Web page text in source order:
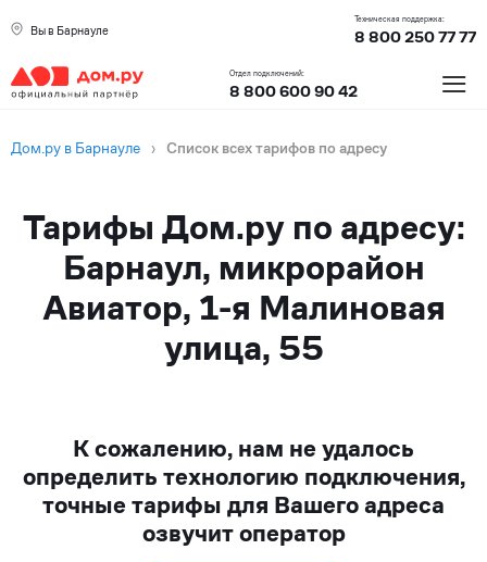
Вы в Барнауле
Техническая поддержка:
8 800 250 77 77
Отдел подключений:
8 800 600 90 42 ≡
Дом.ру в Барнауле › Список всех тарифов по адресу
Тарифы Дом.ру по адресу:
Барнаул, микрорайон
Авиатор, 1-я Малиновая
улица, 55
К сожалению, нам не удалось
определить технологию подключения,
точные тарифы для Вашего адреса
озвучит оператор